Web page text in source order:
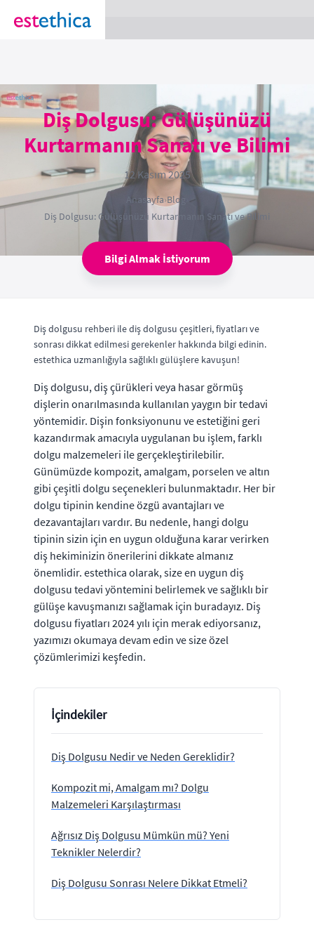
section Service {
Diş Dolgusu: Gülüşünüzü
Kurtarmanın Sanatı ve Bilimi
12 Kasım 2025
Anasayfa›Blog
Diş Dolgusu: Gülüşünüzü Kurtarmanın Sanatı ve Bilimi
Bilgi Almak İstiyorum
Diş dolgusu rehberi ile diş dolgusu çeşitleri, fiyatları ve
sonrası dikkat edilmesi gerekenler hakkında bilgi edinin.
estethica uzmanlığıyla sağlıklı gülüşlere kavuşun!
Diş dolgusu, diş çürükleri veya hasar görmüş
dişlerin onarılmasında kullanılan yaygın bir tedavi
yöntemidir. Dişin fonksiyonunu ve estetiğini geri
kazandırmak amacıyla uygulanan bu işlem, farklı
dolgu malzemeleri ile gerçekleştirilebilir.
Günümüzde kompozit, amalgam, porselen ve altın
gibi çeşitli dolgu seçenekleri bulunmaktadır. Her bir
dolgu tipinin kendine özgü avantajları ve
dezavantajları vardır. Bu nedenle, hangi dolgu
tipinin sizin için en uygun olduğuna karar verirken
diş hekiminizin önerilerini dikkate almanız
önemlidir. estethica olarak, size en uygun diş
dolgusu tedavi yöntemini belirlemek ve sağlıklı bir
gülüşe kavuşmanızı sağlamak için buradayız. Diş
dolgusu fiyatları 2024 yılı için merak ediyorsanız,
yazımızı okumaya devam edin ve size özel
çözümlerimizi keşfedin.
İçindekiler
Diş Dolgusu Nedir ve Neden Gereklidir?
Kompozit mi, Amalgam mı? Dolgu
Malzemeleri Karşılaştırması
Ağrısız Diş Dolgusu Mümkün mü? Yeni
Teknikler Nelerdir?
Diş Dolgusu Sonrası Nelere Dikkat Etmeli?